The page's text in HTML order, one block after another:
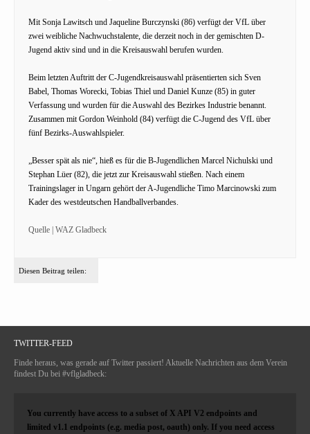
Mit Sonja Lawitsch und Jaqueline Burczynski (86) verfügt der VfL über
zwei weibliche Nachwuchstalente, die derzeit noch in der gemischten D-
Jugend aktiv sind und in die Kreisauswahl berufen wurden.
Beim letzten Auftritt der C-Jugendkreisauswahl präsentierten sich Sven
Babel, Thomas Worecki, Tobias Thiel und Daniel Kunze (85) in guter
Verfassung und wurden für die Auswahl des Bezirkes Industrie benannt.
Zusammen mit Gordon Weinhold (84) verfügt die C-Jugend des VfL über
fünf Bezirks-Auswahlspieler.
„Besser spät als nie“, hieß es für die B-Jugendlichen Marcel Nichulski und
Stephan Lüer (82), die jetzt zur Kreisauswahl stießen. Nach einem
Trainingslager in Ungarn gehört der A-Jugendliche Timo Marcinowski zum
Kader des westdeutschen Handballverbandes.
Quelle | WAZ Gladbeck
Diesen Beitrag teilen:
TWITTER-FEED
Finde heraus, was gerade auf Twitter passiert! Aktuelle Nachrichten aus dem Verein
findest Du bei #vflgladbeck:
You currently have access to a subset of X API V2 endpoints and
limited v1.1 endpoints (e.g. media post, oauth) only. If you need access